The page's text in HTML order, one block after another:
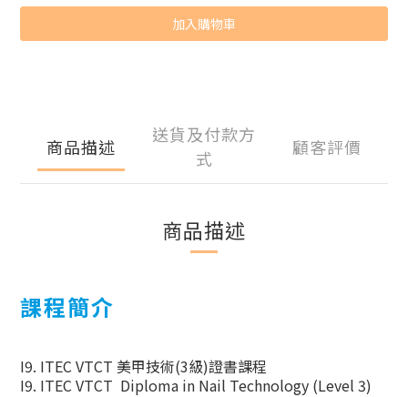
加入購物車
商品描述
送貨及付款方
式
顧客評價
商品描述
課程簡介
I9. ITEC VTCT 美甲技術(3級)證書課程
I9. ITEC VTCT Diploma in Nail Technology (Level 3)